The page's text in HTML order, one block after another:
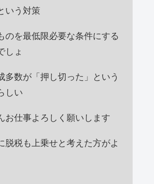
いう対策
のを最低限必要な条件にする
しょ
多数が「押し切った」という
しい
お仕事よろしく願いします
脱税も上乗せと考えた方がよ